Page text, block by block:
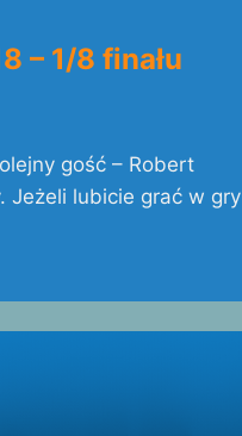
– 1/8 finału
gość – Robert
Jeżeli lubicie grać w gry